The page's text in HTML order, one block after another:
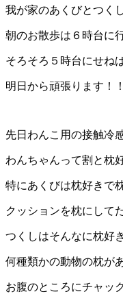
我が家のあくびとつく
朝のお散歩は６時台に
そろそろ５時台にせね
明日から頑張ります！
先日わんこ用の接触冷
わんちゃんって割と枕
特にあくびは枕好きで
クッションを枕にして
つくしはそんなに枕好
何種類かの動物の枕が
お腹のところにチャッ